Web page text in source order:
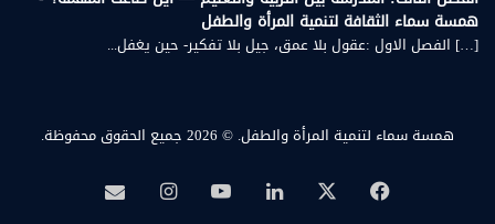
همسة سماء الثقافة لتنمية المرأة والطفل
[…] الفصل الاول :عقول بلا عمق، جيل بلا تفكير- حين يغفل...
همسة سماء لتنمية المرأة والطفل. © 2026 جميع الحقوق محفوظة.
فيسبوك لينكدإن‫YouTubeانستقرامبريد